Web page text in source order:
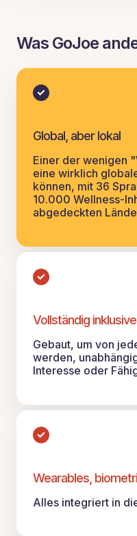
Was GoJoe
Global, aber lokal
Einer der wenigen
eine wirklich
können, mit 36
10.000 Wellness-
abgedeckten
Vollständig inklusive
Gebaut, um von
werden,
Interesse oder
Wearables,
Alles integriert in